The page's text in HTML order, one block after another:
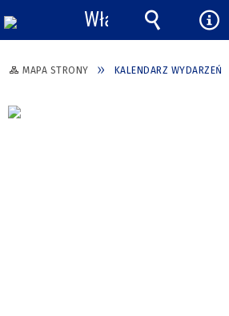
MAPA STRONY KALENDARZ WYDARZEŃ
Włącz
powiadomienia